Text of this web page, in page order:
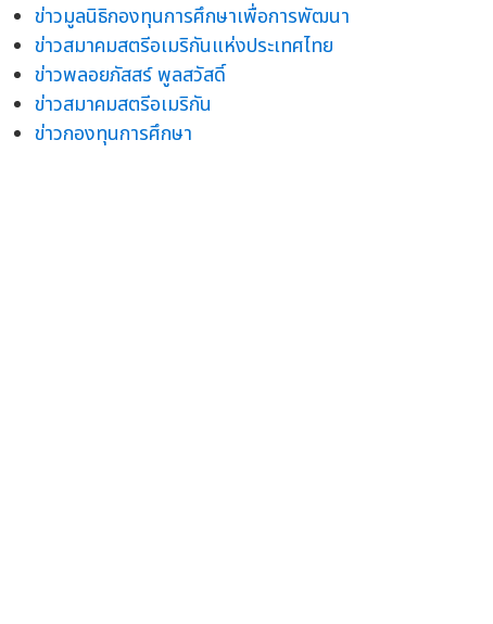
ข่าวมูลนิธิกองทุนการศึกษาเพื่อการพัฒนา
ข่าวสมาคมสตรีอเมริกันแห่งประเทศไทย
ข่าวพลอยภัสสร์ พูลสวัสดิ์
ข่าวสมาคมสตรีอเมริกัน
ข่าวกองทุนการศึกษา